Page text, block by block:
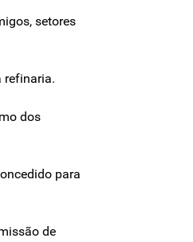
setores
refinaria.
dos
para
de